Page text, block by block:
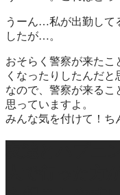
うーん…私が出勤して
したが…。
おそらく警察が来た
くなったりしたんだと
なので、警察が来るこ
思っていますよ。
みんな気を付けて！ ち